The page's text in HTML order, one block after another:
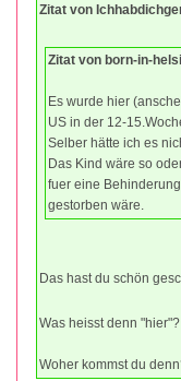
Zitat von
Zitat von born-in-
Es wurde hier
US in der 12-
Selber hätte ich es
Das Kind wäre so
fuer eine
gestorben wäre.
Das hast du schön
Was heisst denn "hier"?
Woher kommst du